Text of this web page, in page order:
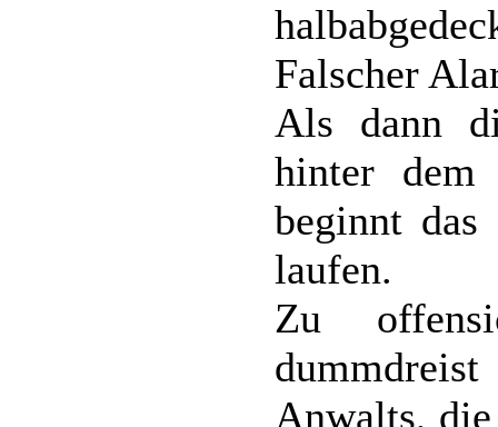
Falscher
Als dann
hinter dem
beginnt das
laufen.
Zu
Anwalts,